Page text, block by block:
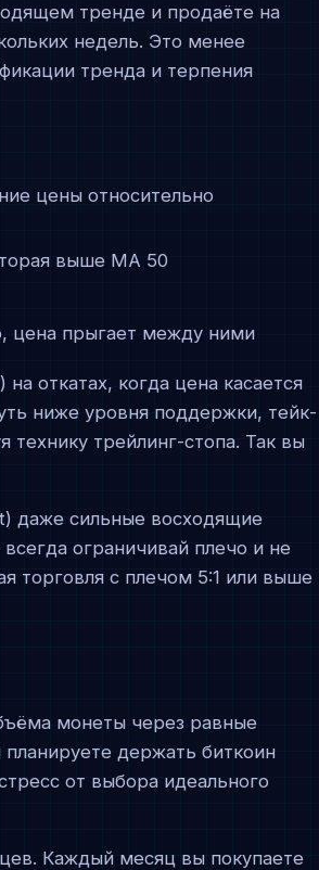
тренде и продаёте на
недель. Это менее
тренда и терпения
цены относительно
выше MA 50
цена прыгает между ними
откатах, когда цена касается
ниже уровня поддержки, тейк-
технику трейлинг-стопа. Так вы
даже сильные восходящие
ограничивай плечо и не
торговля с плечом 5:1 или выше
монеты через равные
держать биткоин
от выбора идеального
Каждый месяц вы покупаете